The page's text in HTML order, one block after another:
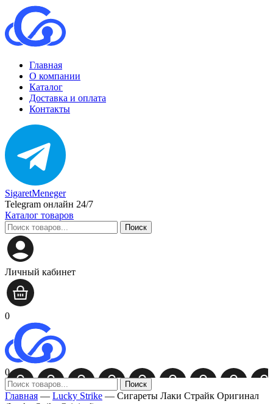
Главная
О компании
Каталог
Доставка и оплата
Контакты
SigaretMeneger
Telegram онлайн 24/7
Каталог товаров
Поиск
Личный кабинет
0
0
Поиск
Главная — Lucky Strike — Сигареты Лаки Страйк Оригинал